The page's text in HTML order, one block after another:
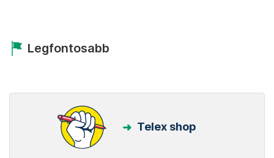
Legfontosabb
Telex shop